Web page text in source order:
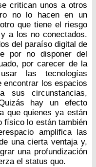
critican unos a otros
no lo hacen en un
que tiene el riesgo
a los no conectados.
del paraíso digital de
por no disponer del
por carecer de la
las tecnologías
encontrar los espacios
sus circunstancias,
hay un efecto
que quienes ya están
físico lo están también
amplifica las
una cierta ventaja y,
una profundización
el status quo.